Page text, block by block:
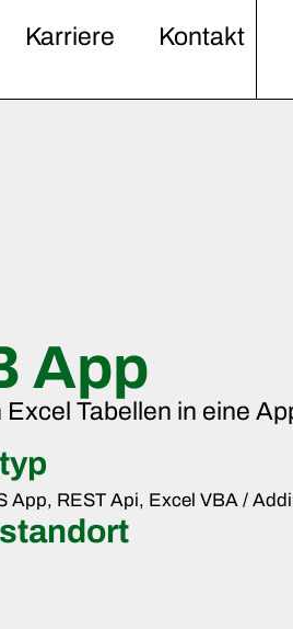
Karriere Kontakt
App
Tabellen in eine
App, REST Api, Excel VBA /